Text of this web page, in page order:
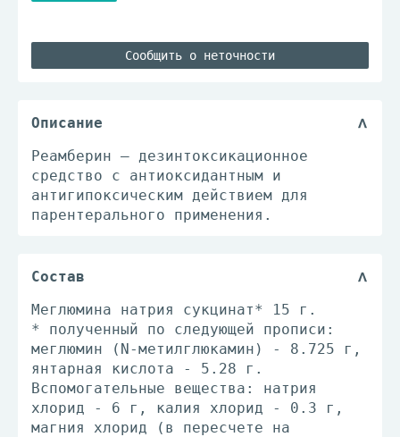
Сообщить о неточности
Описание
Реамберин – дезинтоксикационное
средство с антиоксидантным и
антигипоксическим действием для
парентерального применения.
Состав
Меглюмина натрия сукцинат* 15 г.
* полученный по следующей прописи:
меглюмин (N-метилглюкамин) - 8.725 г,
янтарная кислота - 5.28 г.
Вспомогательные вещества: натрия
хлорид - 6 г, калия хлорид - 0.3 г,
магния хлорид (в пересчете на